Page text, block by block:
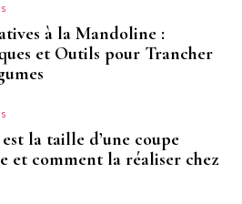
à la Mandoline :
et Outils pour Trancher
la taille d’une coupe
et comment la réaliser chez